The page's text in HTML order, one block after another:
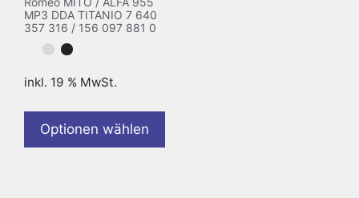
MP3 DDA TITANIO 7 640
357 316 / 156 097 881 0
inkl. 19 % MwSt.
Optionen wählen